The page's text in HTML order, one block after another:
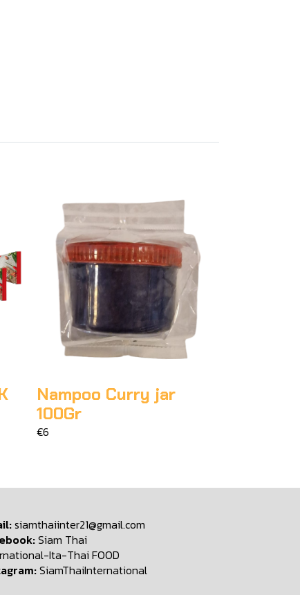
Nampoo Curry jar
100Gr
€6
siamthaiinter21@gmail.com
Siam Thai
Ita-Thai FOOD
SiamThaiInternational